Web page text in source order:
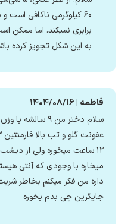
برابری نمیکند. اما
به این شکل تجویز کرده
فاطمه | 1404/08/16
۱۲ ساعت میخوره ولی از
میخاره با وجودی که آنتی
داره من فکر میکنم بخاطر
جایگزین چی بدم بخوره